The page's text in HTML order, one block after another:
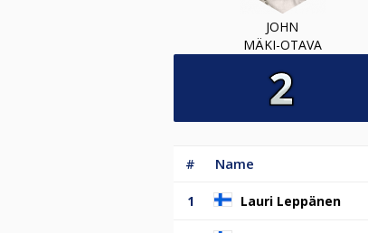
JOHN
MÄKI-OTAVA
# Name
1 Lauri Leppänen